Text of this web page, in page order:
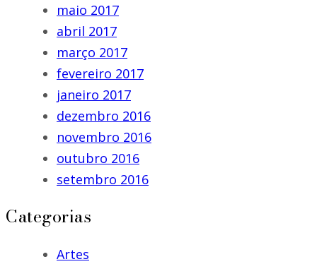
maio 2017
abril 2017
março 2017
fevereiro 2017
janeiro 2017
dezembro 2016
novembro 2016
outubro 2016
setembro 2016
Categorias
Artes